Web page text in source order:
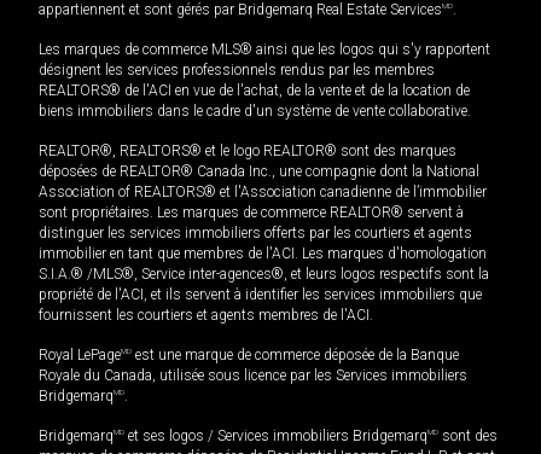
appartiennent et sont gérés par Bridgemarq Real Estate ServicesMD.
Les marques de commerce MLS® ainsi que les logos qui s'y rapportent
désignent les services professionnels rendus par les membres
REALTORS® de l'ACI en vue de l'achat, de la vente et de la location de
biens immobiliers dans le cadre d'un système de vente collaborative.
REALTOR®, REALTORS® et le logo REALTOR® sont des marques
déposées de REALTOR® Canada Inc., une compagnie dont la National
Association of REALTORS® et l'Association canadienne de l’immobilier
sont propriétaires. Les marques de commerce REALTOR® servent à
distinguer les services immobiliers offerts par les courtiers et agents
immobilier en tant que membres de l'ACI. Les marques d'homologation
S.I.A.® /MLS®, Service inter-agences®, et leurs logos respectifs sont la
propriété de l'ACI, et ils servent à identifier les services immobiliers que
fournissent les courtiers et agents membres de l'ACI.
Royal LePageMD est une marque de commerce déposée de la Banque
Royale du Canada, utilisée sous licence par les Services immobiliers
BridgemarqMD.
BridgemarqMD et ses logos / Services immobiliers BridgemarqMD sont des